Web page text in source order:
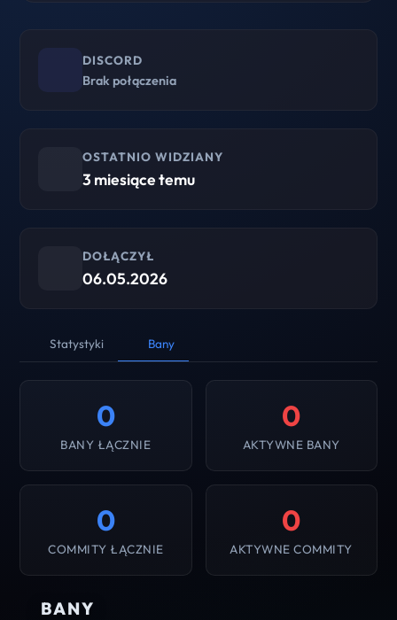
DISCORD
Brak połączenia
OSTATNIO WIDZIANY
3 miesiące temu
DOŁĄCZYŁ
06.05.2026
Statystyki Bany
0
BANY ŁĄCZNIE
0
AKTYWNE BANY
0
COMMITY ŁĄCZNIE
0
AKTYWNE COMMITY
BANY